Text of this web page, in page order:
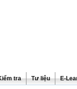
tra Tư liệu E-